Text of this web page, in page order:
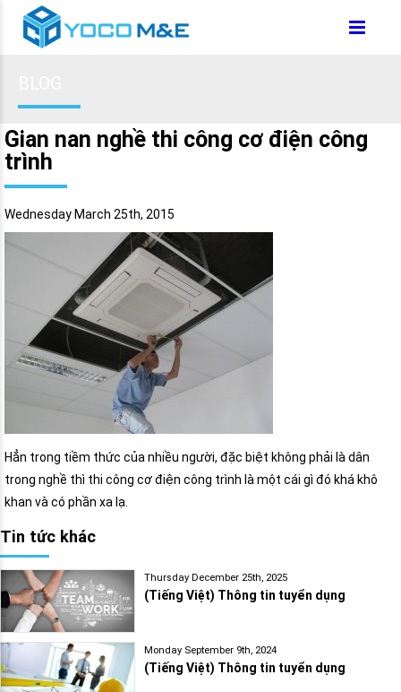
Gian nan nghề thi công cơ điện công
trình
Wednesday March 25th, 2015
Hẳn trong tiềm thức của nhiều người, đặc biệt không phải là dân
trong nghề thì thi công cơ điện công trình là một cái gì đó khá khô
khan và có phần xa lạ.
Tin tức khác
Thursday December 25th, 2025
(Tiếng Việt) Thông tin tuyển dụng
Monday September 9th, 2024
(Tiếng Việt) Thông tin tuyển dụng